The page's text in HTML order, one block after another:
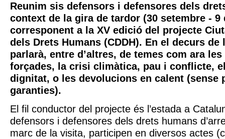
Reunim sis defensors i defensores dels
context de la gira de tardor (30 setembre - 9
corresponent a la XV edició del projecte
dels Drets Humans (CDDH). En el decurs de
parlarà, entre d’altres, de temes com ara
forçades, la crisi climàtica, pau i conflicte,
dignitat, o les devolucions en calent (sense
garanties).
El fil conductor del projecte és l’estada a
defensors i defensores dels drets humans
marc de la visita, participen en diversos actes